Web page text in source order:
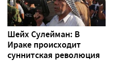
Шейх Сулейман: В
Ираке происходит
суннитская революция